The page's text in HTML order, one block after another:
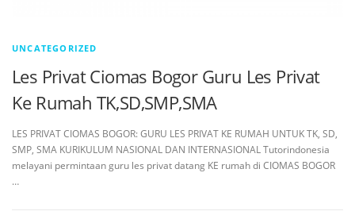
UNCATEGORIZED
Les Privat Ciomas Bogor Guru Les Privat
Ke Rumah TK,SD,SMP,SMA
LES PRIVAT CIOMAS BOGOR: GURU LES PRIVAT KE RUMAH UNTUK TK, SD,
SMP, SMA KURIKULUM NASIONAL DAN INTERNASIONAL Tutorindonesia
melayani permintaan guru les privat datang KE rumah di CIOMAS BOGOR
…